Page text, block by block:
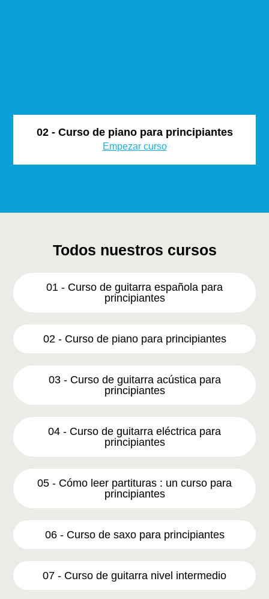
02 - Curso de piano para principiantes
Empezar curso
Todos nuestros cursos
01 - Curso de guitarra española para
principiantes
02 - Curso de piano para principiantes
03 - Curso de guitarra acústica para
principiantes
04 - Curso de guitarra eléctrica para
principiantes
05 - Cómo leer partituras : un curso para
principiantes
06 - Curso de saxo para principiantes
07 - Curso de guitarra nivel intermedio